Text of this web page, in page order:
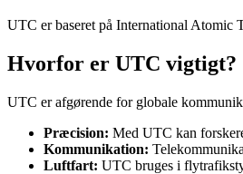
UTC er baseret på International Atomic
Hvorfor er UTC vigtigt?
UTC er afgørende for globale
Præcision: Med UTC kan
Kommunikation:
Luftfart: UTC bruges i